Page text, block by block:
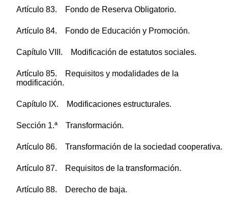
Artículo 83. Fondo de Reserva Obligatorio.
Artículo 84. Fondo de Educación y Promoción.
Capítulo VIII. Modificación de estatutos sociales.
Artículo 85. Requisitos y modalidades de la
modificación.
Capítulo IX. Modificaciones estructurales.
Sección 1.ª Transformación.
Artículo 86. Transformación de la sociedad cooperativa.
Artículo 87. Requisitos de la transformación.
Artículo 88. Derecho de baja.